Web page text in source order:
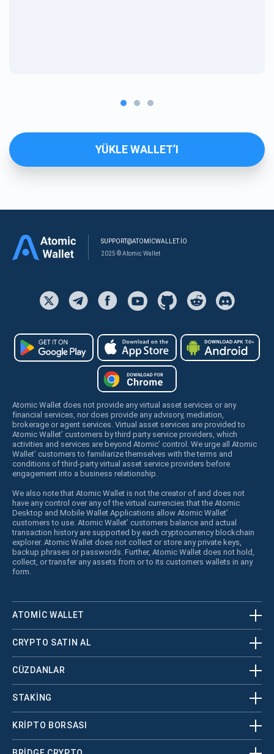
YÜKLE WALLET’I
SUPPORT@ATOMICWALLET.IO
2025 © Atomic Wallet
Atomic Wallet does not provide any virtual asset services or any
financial services, nor does provide any advisory, mediation,
brokerage or agent services. Virtual asset services are provided to
Atomic Wallet’ customers by third party service providers, which
activities and services are beyond Atomic’ control. We urge all Atomic
Wallet’ customers to familiarize themselves with the terms and
conditions of third-party virtual asset service providers before
engagement into a business relationship.
We also note that Atomic Wallet is not the creator of and does not
have any control over any of the virtual currencies that the Atomic
Desktop and Mobile Wallet Applications allow Atomic Wallet’
customers to use. Atomic Wallet’ customers balance and actual
transaction history are supported by each cryptocurrency blockchain
explorer. Atomic Wallet does not collect or store any private keys,
backup phrases or passwords. Further, Atomic Wallet does not hold,
collect, or transfer any assets from or to its customers wallets in any
form.
ATOMIC WALLET
CRYPTO SATIN AL
CÜZDANLAR
STAKING
KRİPTO BORSASI